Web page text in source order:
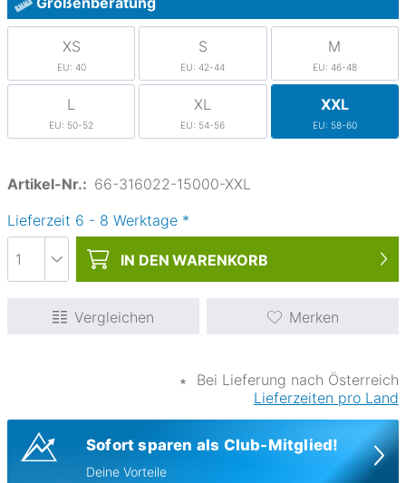
XS
EU: 40
S
EU: 42-44
M
EU: 46-48
L
EU: 50-52
XL
EU: 54-56
XXL
EU: 58-60
Artikel-Nr.: 66-316022-15000-XXL
Lieferzeit 6 - 8 Werktage *
IN DEN WARENKORB
Vergleichen Merken
∗
Bei Lieferung nach Österreich
Lieferzeiten pro Land
Sofort sparen als Club-Mitglied!
Deine Vorteile